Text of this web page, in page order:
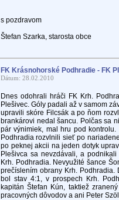
s pozdravom
Štefan Szarka, starosta obce
FK Krásnohorské Podhradie - FK
Dátum: 28.02.2010
Dnes odohrali hráči FK Krh.
Plešivec. Góly padali až v samom
upravili skóre Filcsák a po ňom
brankárovi nedal šancu. Polčas sa
pár výnimiek, mal hru pod
Podhradia rozvlnili sieť po
po peknej akcii na jeden dotyk
Plešivca sa nevzdávali, a
Krh. Podhradia. Nevyužité šance
prečíslením obrany Krh.
bol stav 4:1, v prospech Krh.
kapitán Štefan Kún, taktiež
pracovných dôvodov a ani Peter